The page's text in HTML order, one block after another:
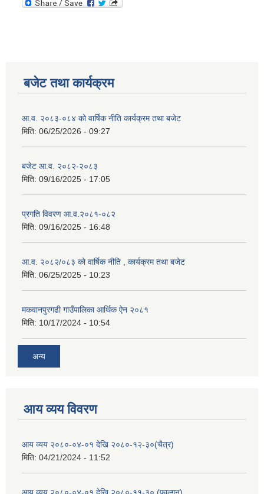
बजेट तथा कार्यक्रम
आ.व. २०८३-०८४ को वार्षिक नीति कार्यक्रम तथा बजेट
मिति: 06/25/2026 - 09:27
बजेट आ.व. २०८२-२०८३
मिति: 09/16/2025 - 17:05
प्रगति विवरण आ.व.२०८१-०८२
मिति: 09/16/2025 - 16:48
आ.व. २०८२/०८३ को वार्षिक नीति , कार्यक्रम तथा बजेट
मिति: 06/25/2025 - 10:23
मकवानपुरगढी गाउँपालिका आर्थिक ‌‌‌ऐन २०८१
मिति: 10/17/2024 - 10:54
अन्य
आय व्यय विवरण
आय व्यय २०८०-०४-०१ देखि २०८०-१२-३०(चैत्र)
मिति: 04/21/2024 - 11:52
आय व्यय २०८०-०४-०१ देखि २०८०-११-३० (फाल्गुन)